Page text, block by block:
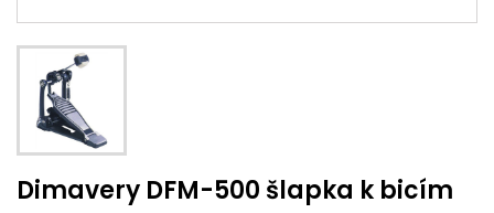
Dimavery DFM-500 šlapka k bicím